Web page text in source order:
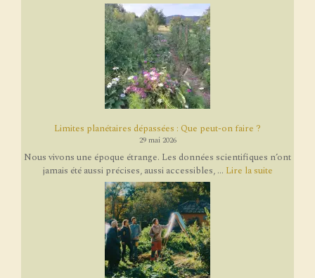
Limites planétaires dépassées : Que peut-on faire ?
29 mai 2026
Nous vivons une époque étrange. Les données scientifiques n’ont
jamais été aussi précises, aussi accessibles, ... Lire la suite